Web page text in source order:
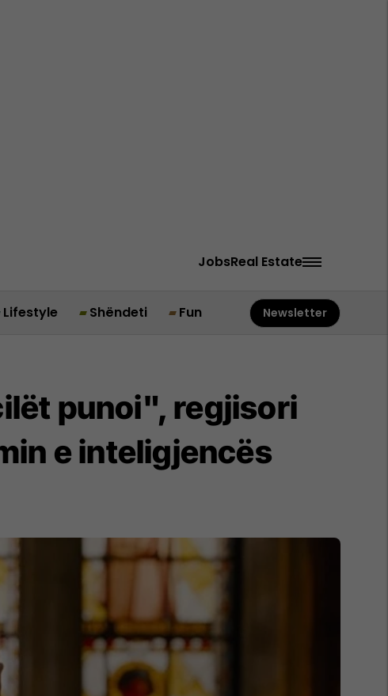
JobsReal Estate
Lifestyle Shëndeti Fun Newsletter
punoi", regjisori
e inteligjencës